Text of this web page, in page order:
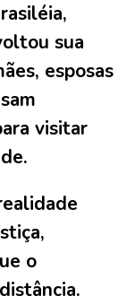
sua
esposas
visitar
o